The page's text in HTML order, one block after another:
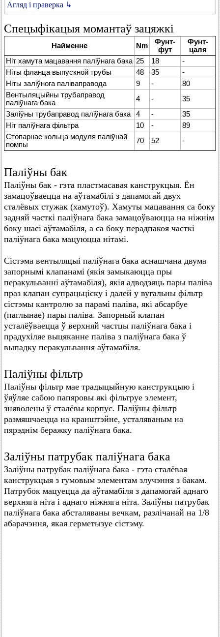
Агляд і праверка ↳
Спецыфікацыя момантаў зацяжкі
Найменне Nm
Фунт-
фут
Фунт-
цаля
Ніт хамута мацавання паліўнага бака 25 18
-
Ніты фланца выпускной трубы
48 35
-
Ніты заліўнога паліваправода
9 -
80
Вентыляцыйны трубаправод
паліўнага бака
4 -
35
Заліўны трубаправод паліўнага бака
4 -
35
Ніт паліўнага фільтра
10 -
89
Стопарнае кольца модуля паліўнай
помпы
70 52 -
Паліўны бак
Паліўны бак - гэта пластмасавая канструкцыя. Ён
замацоўваецца на аўтамабілі з дапамогай двух
сталёвых стужак (хамутоў). Хамуты мацавання са боку
задняй часткі паліўнага бака замацоўваюцца на ніжнім
боку шасі аўтамабіля, а са боку перадпакоя часткі
паліўнага бака мацуюцца нітамі.
Сістэма вентыляцыі паліўнага бака аснашчана двума
запорнымі клапанамі (якія замыкаюцца пры
перакульванні аўтамабіля), якія адводзяць пары паліва
праз клапан супрацьціску і далей у вугальны фільтр
сістэмы кантролю за парамі паліва, які абсарбуе
(паглынае) пары паліва. Запорный клапан
усталёўваецца ў верхняй частцы паліўнага бака і
прадухіляе выцяканне паліва з паліўнага бака ў
выпадку перакульвання аўтамабіля.
Паліўны фільтр
Паліўны фільтр мае традыцыйную канструкцыю і
ўяўляе сабою папяровы які фільтруе элемент,
зняволены ў сталёвы корпус. Паліўны фільтр
размяшчаецца на кранштэйне, усталяваным на
пярэднім беражку паліўнага бака.
Заліўны патрубак паліўнага бака
Заліўны патрубак паліўнага бака - гэта сталёвая
канструкцыя з гумовым элементам злучэння з бакам.
Патрубок мацуецца да аўтамабіля з дапамогай аднаго
верхняга ніта і аднаго ніжняга ніта. Заліўны патрубак
паліўнага бака абсталяваны вечкам, разлічанай на 1/8
абарачэння, якая герметызуе сістэму.